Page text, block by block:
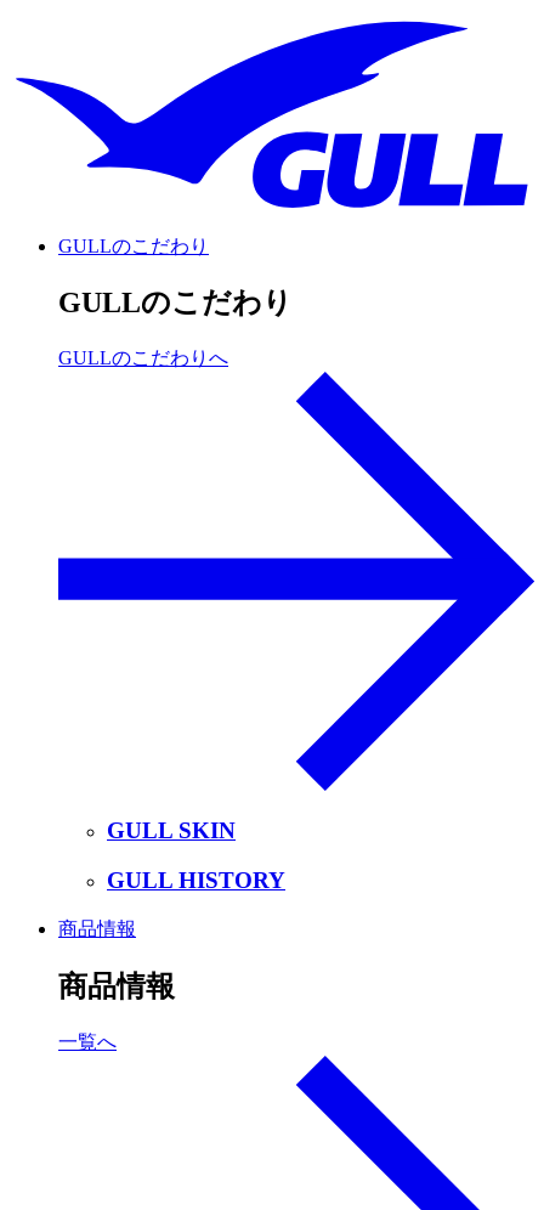
GULLのこだわり
GULLのこだわり
GULLのこだわりへ
GULL SKIN
GULL HISTORY
商品情報
商品情報
一覧へ